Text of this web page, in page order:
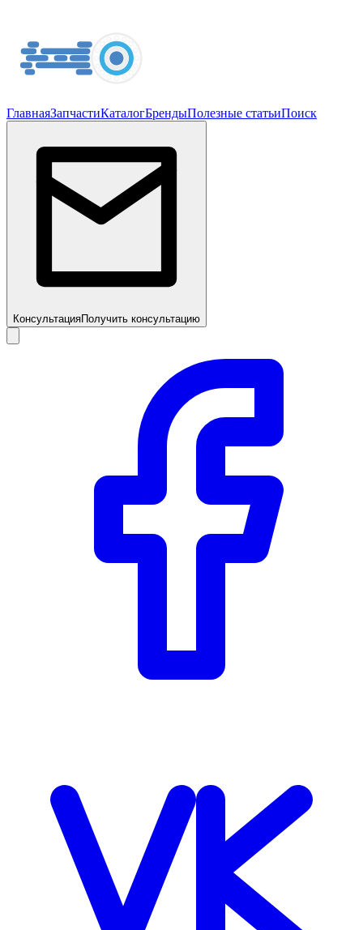
ГлавнаяЗапчастиКаталогБрендыПолезные статьиПоиск
КонсультацияПолучить консультацию